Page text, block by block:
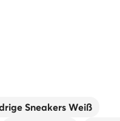
Sneakers Weiß